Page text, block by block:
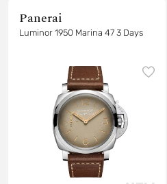
Panerai
Luminor 1950 Marina 47 3 Days